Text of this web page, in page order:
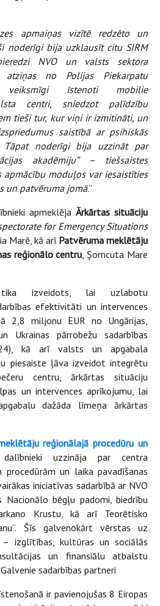
apmaiņas vizītē redzēto un
noderīgi bija uzklausīt citu SIRM
NVO un valsts sektora
no Polijas Piekarpatu
veiksmīgi īstenoti mobilie
centri, sniedzot palīdzību
tieši tur, kur viņi ir izmitināti, un
saistībā ar psihiskās
Tāpat noderīgi bija uzzināt par
akadēmiju” – tiešsaistes
apmācību moduļos var iesaistīties
un patvēruma jomā.”
apmeklēja Ārkārtas situāciju
for Emergency Situations
Marē, kā arī Patvēruma meklētāju
reģionālo centru, Șomcuta Mare
tika izveidots, lai uzlabotu
efektivitāti un intervences
2,8 miljonu EUR no Ungārijas,
Ukrainas pārrobežu sadarbības
kā arī valsts un apgabala
piesaiste ļāva izveidot integrētu
centru, ārkārtas situāciju
un intervences aprīkojumu, lai
dažāda līmeņa ārkārtas
reģionālajā procedūru un
uzzināja par centra
procedūrām un laika pavadīšanas
iniciatīvas sadarbībā ar NVO
Nacionālo bēgļu padomi, biedrību
Krustu, kā arī Teorētisko
Šīs galvenokārt vērstas uz
– izglītības, kultūras un sociālās
un finansiālu atbalstu
sadarbības partneri
ir pavienojušas 8 Eiropas